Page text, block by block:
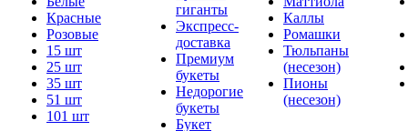
Красные
Розовые
15 шт
25 шт
35 шт
51 шт
101 шт
гиганты
Экспресс-
доставка
Премиум
букеты
Недорогие
букеты
Букет
Каллы
Ромашки
Тюльпаны
(несезон)
Пионы
(несезон)